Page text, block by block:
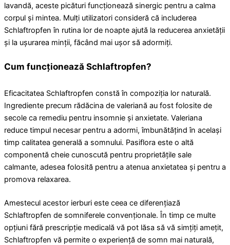
lavandă, aceste picături funcționează sinergic pentru a calma
corpul și mintea. Mulți utilizatori consideră că includerea
Schlaftropfen în rutina lor de noapte ajută la reducerea anxietății
și la ușurarea minții, făcând mai ușor să adormiți.
Cum funcționează Schlaftropfen?
Eficacitatea Schlaftropfen constă în compoziția lor naturală.
Ingrediente precum rădăcina de valeriană au fost folosite de
secole ca remediu pentru insomnie și anxietate. Valeriana
reduce timpul necesar pentru a adormi, îmbunătățind în același
timp calitatea generală a somnului. Pasiflora este o altă
componentă cheie cunoscută pentru proprietățile sale
calmante, adesea folosită pentru a atenua anxietatea și pentru a
promova relaxarea.
Amestecul acestor ierburi este ceea ce diferențiază
Schlaftropfen de somniferele convenționale. În timp ce multe
opțiuni fără prescripție medicală vă pot lăsa să vă simțiți amețit,
Schlaftropfen vă permite o experiență de somn mai naturală,